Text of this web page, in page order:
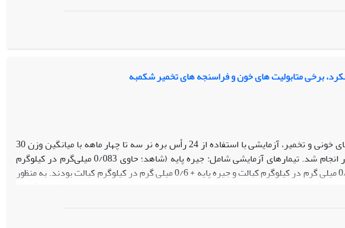
آسکوربیک به‌علاوه سالیسیلات پوشش‌دار نسبت به تیمار شاهد کمتر بود (0/05>P). نتایج این مطالعه نشان داد که افزودن اسید آسکوربیک و سالسیلات
برخی متابولیت های خون و فراسنجه های تخمیر شکمبه
به منظور ارزیابی تأثیر کبالت بر عملکرد، برخی فراسنجه‌های خونی و تخمیر، آزمایشی با استفاده از 24 رأس بره نر سه تا چهار ماهه با میانگین وزن 30
کیلوگرم در قالب یک طرح کاملاً تصادفی با چهار تیمار و شش تکرار انجام شد. تیمارهای آزمایشی شامل: جیره پایه (شاهد؛ حاوی 0/083 میلی‌گرم در کیلوگرم
کبالت)؛ جیره پایه + 0/2 میلی گرم در کیلوگرم کبالت؛ جیره پایه + 0/4 میلی گرم در کیلوگرم کبالت و جیره پایه + 0/6 میلی گرم در کیلوگرم کبالت بودند. به منظور